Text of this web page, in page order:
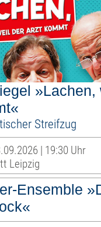
»Lachen,
Streifzug
| 19:30 Uhr
Leipzig
Ensemble